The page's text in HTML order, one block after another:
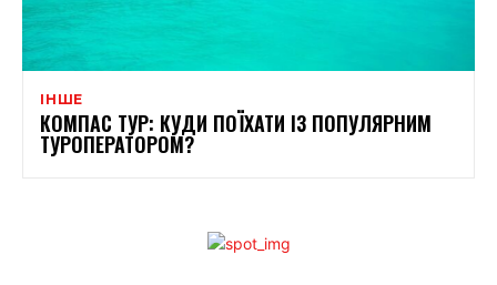
ІНШЕ
КОМПАС ТУР: КУДИ ПОЇХАТИ ІЗ ПОПУЛЯРНИМ
ТУРОПЕРАТОРОМ?